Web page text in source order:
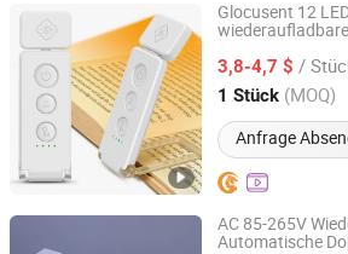
Glocusent 12
3,8-4,7 $ /
1 Stück (MOQ)
Anfrage
Shenzhen Reevictor Technology Co.,
Guangdong, China Seit
AC 85-265V
Automatische